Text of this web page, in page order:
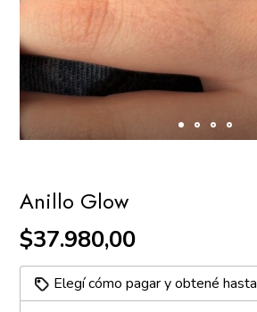
Anillo Glow
$37.980,00
Elegí cómo pagar y obtené hasta